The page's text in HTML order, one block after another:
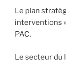
Le plan
interventions
PAC.
Le secteur du